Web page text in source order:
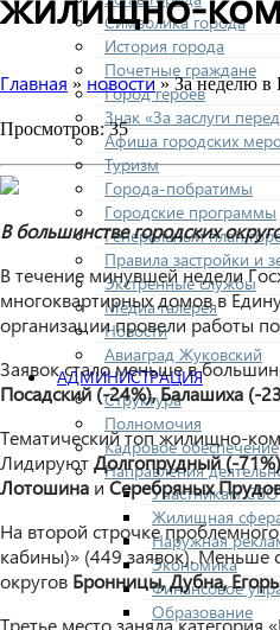
Символика города
История города
Почетные граждане
Город героев
Знак «За заслуги
Афиша городских
Туризм
Города-побратимы
Городские программы
Генеральный план
Правила застройки и
Экстренные службы
Медиа галерея
Новости
Авиаград Жуковский
АДМИНИСТРАЦИЯ
Структура
Полномочия
Кадровое обеспечение
Направления
Участникам
Жилищная
Наружная
Экономика
Финансовое
Образование
Главная » новости» За неделю в
Просмотров: 35
В большинстве городских
В течение минувшей недели
многоквартирных домов в
организации провели работы
Заявок стало меньше в
Посадский (-24%), Балашиха (-
Тематический топ жилищно-
ЛидируютДолгопрудный (-
Лотошина иСеребряных
На второй строчке
кабины)» (449 заявок). Меньше
округов Бронницы, Дубна,
Третье место заняла